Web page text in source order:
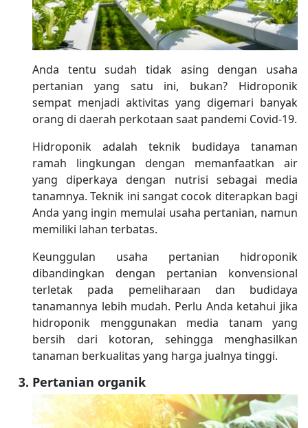
Anda tentu sudah tidak asing dengan usaha
pertanian yang satu ini, bukan? Hidroponik
sempat menjadi aktivitas yang digemari banyak
orang di daerah perkotaan saat pandemi Covid-19.
Hidroponik adalah teknik budidaya tanaman
ramah lingkungan dengan memanfaatkan air
yang diperkaya dengan nutrisi sebagai media
tanamnya. Teknik ini sangat cocok diterapkan bagi
Anda yang ingin memulai usaha pertanian, namun
memiliki lahan terbatas.
Keunggulan usaha pertanian hidroponik
dibandingkan dengan pertanian konvensional
terletak pada pemeliharaan dan budidaya
tanamannya lebih mudah. Perlu Anda ketahui jika
hidroponik menggunakan media tanam yang
bersih dari kotoran, sehingga menghasilkan
tanaman berkualitas yang harga jualnya tinggi.
Pertanian organik